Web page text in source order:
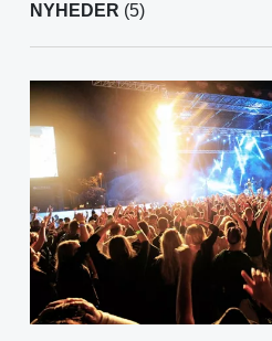
NYHEDER (5)